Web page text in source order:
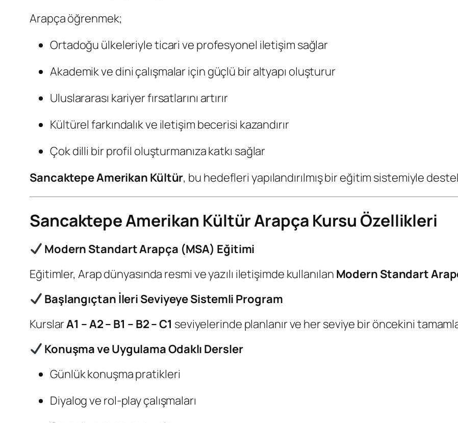
Arapça öğrenmek;
Ortadoğu ülkeleriyle ticari ve profesyonel iletişim sağlar
Akademik ve dini çalışmalar için güçlü bir altyapı oluşturur
Uluslararası kariyer fırsatlarını artırır
Kültürel farkındalık ve iletişim becerisi kazandırır
Çok dilli bir profil oluşturmanıza katkı sağlar
Sancaktepe Amerikan Kültür, bu hedefleri yapılandırılmış bir eğitim sistemiyle
Sancaktepe Amerikan Kültür Arapça Kursu Özellikleri
Modern Standart Arapça (MSA) Eğitimi
Eğitimler, Arap dünyasında resmi ve yazılı iletişimde kullanılan Modern Standart
Başlangıçtan İleri Seviyeye Sistemli Program
KurslarA1 – A2 – B1 – B2 – C1 seviyelerinde planlanır ve her seviye bir öncekini
Konuşma ve Uygulama Odaklı Dersler
Günlük konuşma pratikleri
Diyalog ve rol-play çalışmaları